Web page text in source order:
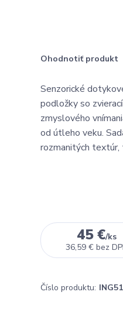
Ohodnotiť produkt
Senzorické
podložky so
zmyslového
od útleho veku.
rozmanitých textúr,
45 €/ks
36,59 € bez
Číslo produktu: